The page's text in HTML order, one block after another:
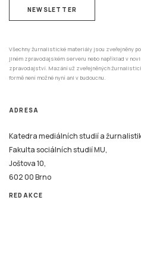
NEWSLETTER
Všechny žurnalistické materiály jsou zveřejněny
jiném zpravodajském serveru nebo například v
zpravodajství. Mazání už zveřejněných
formě není možné nyní ani v budoucnu.
ADRESA
Katedra mediálních studií a
Fakulta sociálních studií MU,
Joštova 10,
602 00 Brno
REDAKCE